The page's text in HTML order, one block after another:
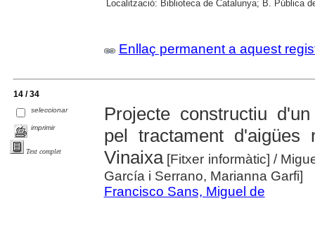
Localització: Biblioteca de Catalunya; B. Pública
Enllaç permanent a aquest
14 / 34
seleccionar
imprimir
Text complet
Projecte constructiu
pel tractament
Vinaixa[Fitxer informàtic] /
García i Serrano, Marianna Garfi]
Francisco Sans, Miguel de